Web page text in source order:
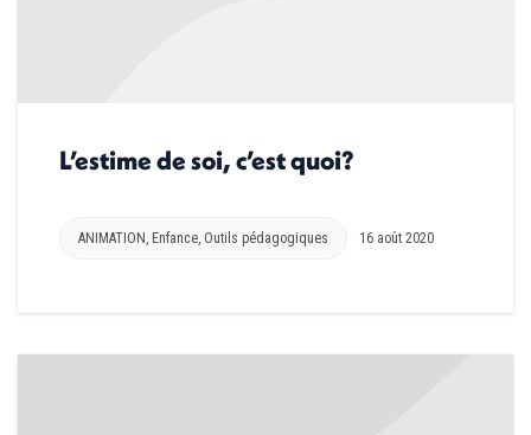
L’estime de soi, c’est quoi?
ANIMATION , Enfance, Outils pédagogiques 16 août 2020